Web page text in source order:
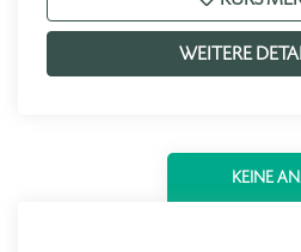
WEITERE
KEINE